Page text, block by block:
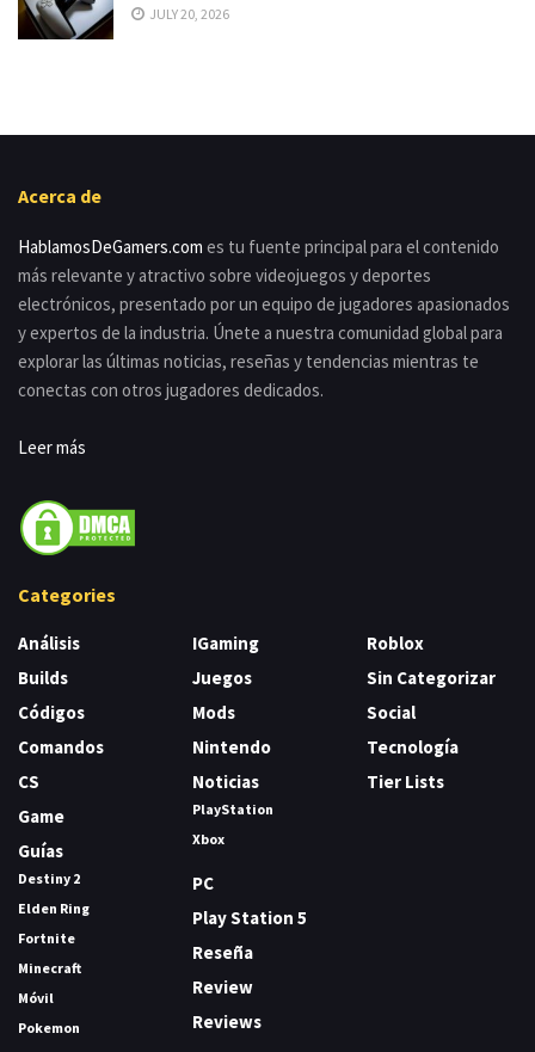
JULY 20, 2026
Acerca de
HablamosDeGamers.com es tu fuente principal para el contenido
más relevante y atractivo sobre videojuegos y deportes
electrónicos, presentado por un equipo de jugadores apasionados
y expertos de la industria. Únete a nuestra comunidad global para
explorar las últimas noticias, reseñas y tendencias mientras te
conectas con otros jugadores dedicados.
Leer más
Categories
Análisis
Builds
Códigos
Comandos
CS
Game
Guías
Destiny 2
Elden Ring
Fortnite
Minecraft
Móvil
Pokemon
IGaming
Juegos
Mods
Nintendo
Noticias
PlayStation
Xbox
PC
Play Station 5
Reseña
Review
Reviews
Roblox
Sin Categorizar
Social
Tecnología
Tier Lists